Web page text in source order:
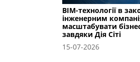
BIM-технології в
інженерним
масштабувати
завдяки Дія Сіті
15-07-2026